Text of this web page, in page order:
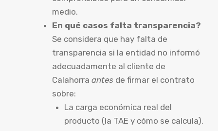
medio.
En qué casos falta transparencia?
Se considera que hay falta de
transparencia si la entidad no informó
adecuadamente al cliente de
Calahorra antes de firmar el contrato
sobre:
La carga económica real del
producto (la TAE y cómo se calcula).